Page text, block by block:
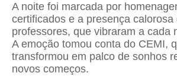
A noite foi marcada por
certificados e a presença
professores, que vibraram a cada
A emoção tomou conta do CEMI,
transformou em palco de sonhos
novos começos.